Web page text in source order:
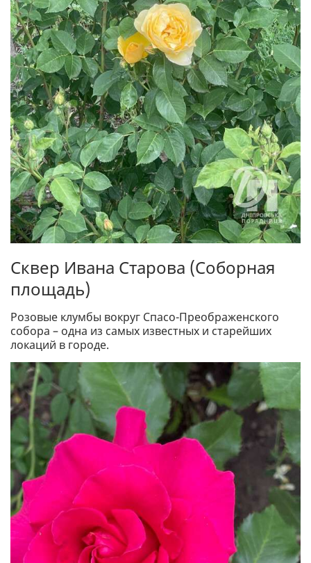
Сквер Ивана Старова (Соборная
площадь)
Розовые клумбы вокруг Спасо-Преображенского
собора – одна из самых известных и старейших
локаций в городе.